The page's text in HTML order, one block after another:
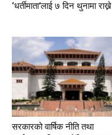
‘धर्तीमाता’लाई ७ दिन थुनामा राख्ने
सरकारको वार्षिक नीति तथा